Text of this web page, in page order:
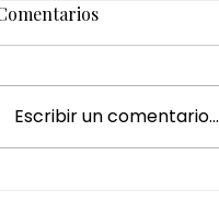
Escribir un comentario...